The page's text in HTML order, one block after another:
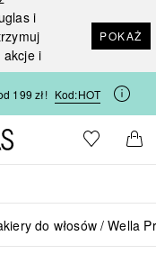
i
akcje i
POKAŻ
199 zł! Kod:HOT
Strona główna Douglas
Do listyDo
do włosów Wella